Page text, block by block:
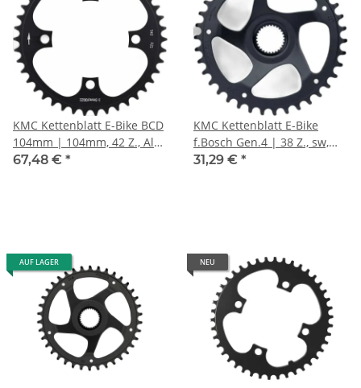
KMC Kettenblatt E-Bike BCD
104mm | 104mm, 42 Z., Alu,
schwarz, 1/8", breit
67,48 € *
KMC Kettenblatt E-Bike
f.Bosch Gen.4 | 38 Z., sw,
DM, KL 52mm, 11/128",
31,29 € *
AUF LAGER NEU